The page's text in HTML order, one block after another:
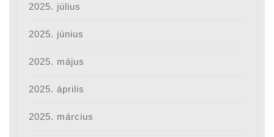
2025. július
2025. június
2025. május
2025. április
2025. március